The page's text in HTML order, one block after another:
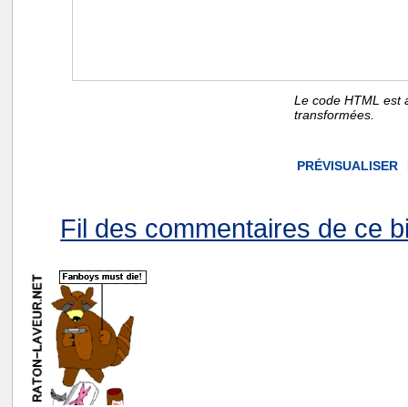
Le code HTML est
transformées.
Fil des commentaires de ce